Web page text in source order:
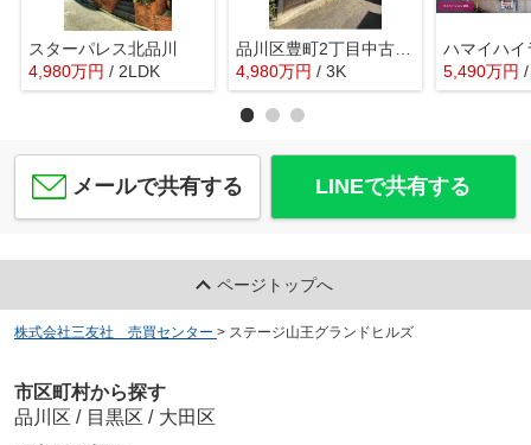
スターパレス北品川
4,980万円 / 2LDK
品川区豊町2丁目中古戸建
4,980万円 / 3K
ハマイハイ
5,490万円
メールで共有する LINEで共有する
ページトップへ
株式会社三友社 売買センター > ステージ山王グランドヒルズ
市区町村から探す
品川区 / 目黒区 / 大田区